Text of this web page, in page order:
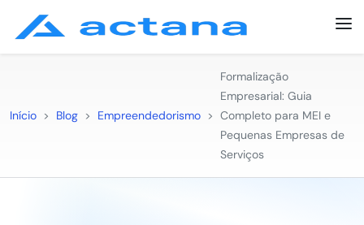
Início > Blog > Empreendedorismo >
Formalização
Empresarial: Guia
Completo para MEI e
Pequenas Empresas de
Serviços